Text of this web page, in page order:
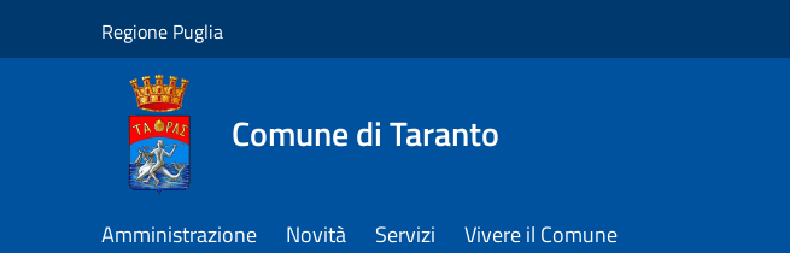
Regione Puglia
Comune di Taranto
Amministrazione Novità Servizi Vivere il Comune